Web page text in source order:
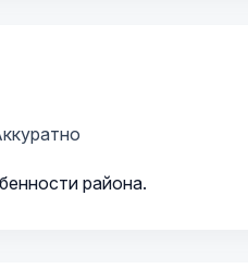
района.